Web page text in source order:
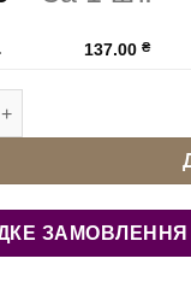
137.00₴
машин Schmetz
ЗАМОВЛЕННЯ